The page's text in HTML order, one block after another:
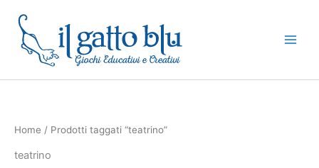
contenuto
Home / Prodotti taggati “teatrino”
teatrino